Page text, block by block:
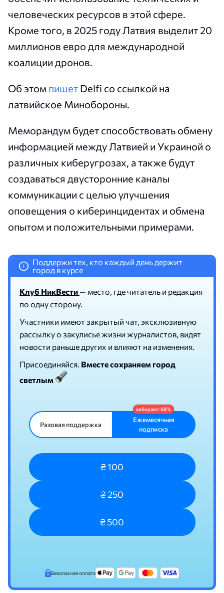
человеческих ресурсов в этой сфере.
Кроме того, в 2025 году Латвия выделит 20
миллионов евро для международной
коалиции дронов.
Об этом пишет Delfi со ссылкой на
латвийское Минобороны.
Меморандум будет способствовать обмену
информацией между Латвией и Украиной о
различных киберугрозах, а также будут
создаваться двусторонние каналы
коммуникации с целью улучшения
оповещения о киберинцидентах и обмена
опытом и положительными примерами.
i
Поддержи тех, кто каждый день держит
город в курсе
Клуб НикВести — место, где читатель и редакция
по одну сторону.
Участники имеют закрытый чат, эксклюзивную
рассылку о закулисье жизни журналистов, видят
новости раньше других и влияют на изменения.
Присоединяйся. Вместе сохраняем город
светлым
Разовая поддержка
Ежемесячная
подписка
₴ 100
₴ 250
₴ 500
Безопасная оплата